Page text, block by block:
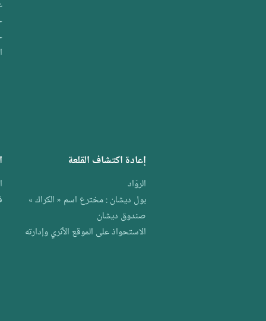
إعادة اكتشاف القلعة
الروّاد
بول ديشان : مخترع اسم « الكراك »
صندوق ديشان
الاستحواذ على الموقع الأثري وإدارته